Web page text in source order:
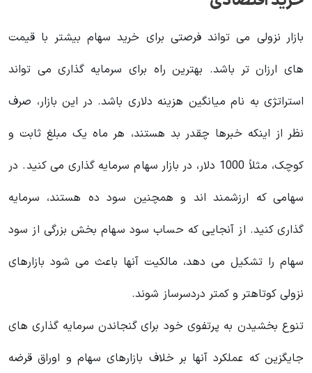
بازار نزولی می تواند فرصتی برای خرید سهام بیشتر با قیمت
های ارزان تر باشد. بهترین راه برای سرمایه گذاری می تواند
استراتژی به نام میانگین هزینه دلاری باشد. در این بازار، صرف
نظر از اینکه خبرها چقدر بد هستند، هر ماه یک مبلغ ثابت و
کوچک، مثلاً 1000 دلار، در بازار سهام سرمایه گذاری می کنید. در
سهامی که ارزشمند اند و همچنین سود ده هستند، سرمایه
گذاری کنید. از آنجایی که حساب سود سهام بخش بزرگی از سود
سهام را تشکیل می دهد، مالکیت آنها باعث می شود بازارهای
نزولی کوتاهتر و کمتر دردسرساز شوند.
تنوع بخشیدن به پرتفوی خود برای گنجاندن سرمایه گذاری های
جایگزین که عملکرد آنها بر خلاف بازارهای سهام و اوراق قرضه